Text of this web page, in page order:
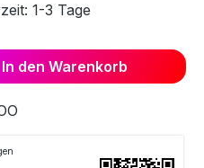
1-3 Tage
den
In den Warenkorb